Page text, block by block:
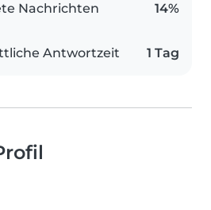
Nachrichten 14%
Antwortzeit 1 Tag